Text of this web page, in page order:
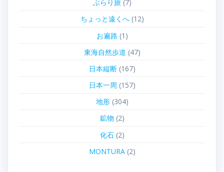
ぶらり旅(7)
ちょっと遠くへ(12)
お遍路 (1)
東海自然歩道 (47)
日本縦断(167)
日本一周 (157)
地形(304)
鉱物 (2)
化石(2)
MONTURA(2)